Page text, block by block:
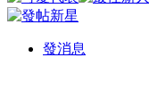
發消息